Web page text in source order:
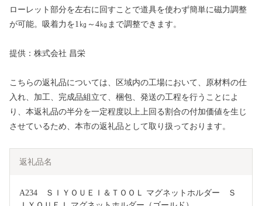
ローレット部分を左右に回すことで道具を使わず簡単に磁力調整
が可能。吸着力を1㎏～4㎏まで調整できます。
提供：株式会社 昌栄
こちらの返礼品については、区域内の工場において、原材料の仕
入れ、加工、完成品組立て、梱包、発送の工程を行うことによ
り、本返礼品の半分を一定程度以上上回る割合の付加価値を生じ
させているため、本市の返礼品として取り扱っております。
返礼品名
A234　ＳＩＹＯＵＥＩ＆ＴＯＯＬ マグネットホルダー　Ｓ